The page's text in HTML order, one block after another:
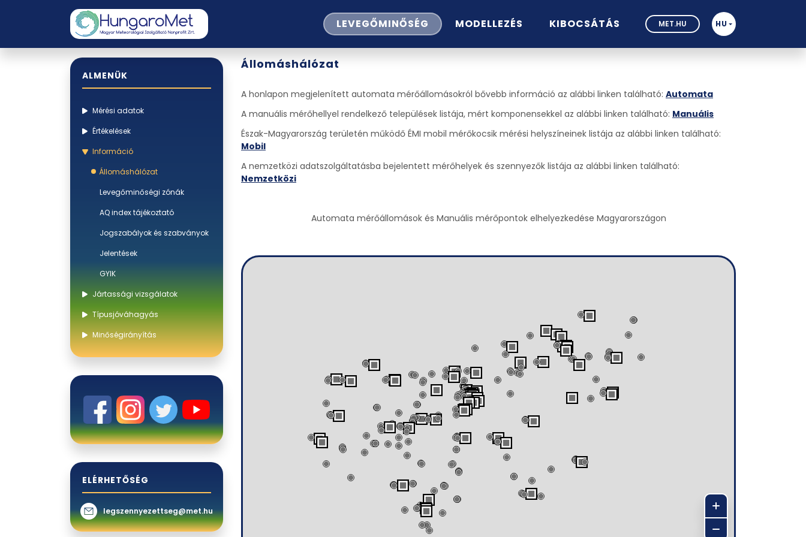
LEVEGŐMINŐSÉG MODELLEZÉS KIBOCSÁTÁS MET.HU HU
ALMENÜK
Mérési adatok
Értékelések
Információ
Állomáshálózat
Levegőminőségi zónák
AQ index tájékoztató
Jogszabályok és szabványok
Jelentések
GYIK
Jártassági vizsgálatok
Típusjóváhagyás
Minőségirányítás
ELÉRHETŐSÉG
legszennyezettseg@met.hu
Állomáshálózat
A honlapon megjelenített automata mérőállomásokról bővebb információ az alábbi linken található: Automata
A manuális mérőhellyel rendelkező települések listája, mért komponensekkel az alábbi linken található: Manuális
Észak-Magyarország területén működő ÉMI mobil mérőkocsik mérési helyszíneinek listája az alábbi linken található:
Mobil
A nemzetközi adatszolgáltatásba bejelentett mérőhelyek és szennyezők listája az alábbi linken található:
Nemzetközi
Automata mérőállomások és Manuális mérőpontok elhelyezkedése Magyarországon